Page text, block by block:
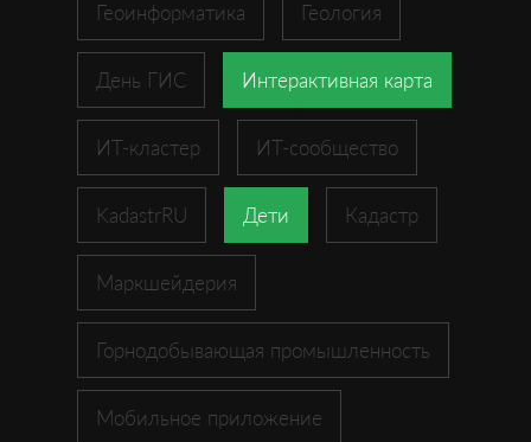
Геоинформатика Геология
День ГИС Интерактивная карта
ИТ-кластер ИТ-сообщество
KadastrRU Дети Кадастр
Маркшейдерия
Горнодобывающая промышленность
Мобильное приложение